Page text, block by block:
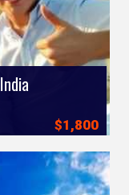
$1,800